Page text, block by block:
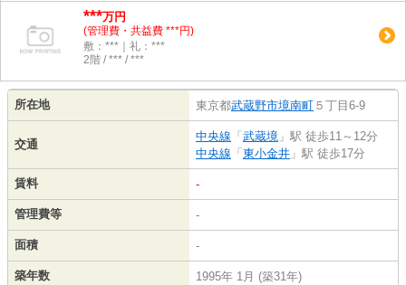
***万円
(管理費・共益費 ***円)
敷：***｜礼：***
2階 / *** / ***
所在地 東京都武蔵野市境南町 ５丁目6-9
交通
中央線 「 武蔵境 」駅 徒歩11～12分
中央線 「 東小金井 」駅 徒歩17分
賃料 -
管理費等 -
面積 -
築年数 1995年 1月 (築31年)